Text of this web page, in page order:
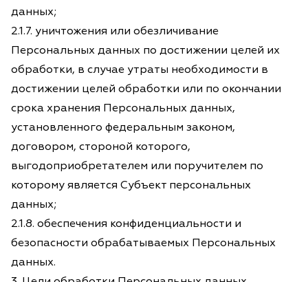
данных;
2.1.7. уничтожения или обезличивание
Персональных данных по достижении целей их
обработки, в случае утраты необходимости в
достижении целей обработки или по окончании
срока хранения Персональных данных,
установленного федеральным законом,
договором, стороной которого,
выгодоприобретателем или поручителем по
которому является Субъект персональных
данных;
2.1.8. обеспечения конфиденциальности и
безопасности обрабатываемых Персональных
данных.